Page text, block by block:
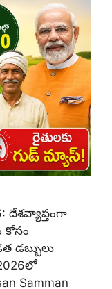
దేశవ్యాప్తంగా
కోసం
డబ్బులు
Samman